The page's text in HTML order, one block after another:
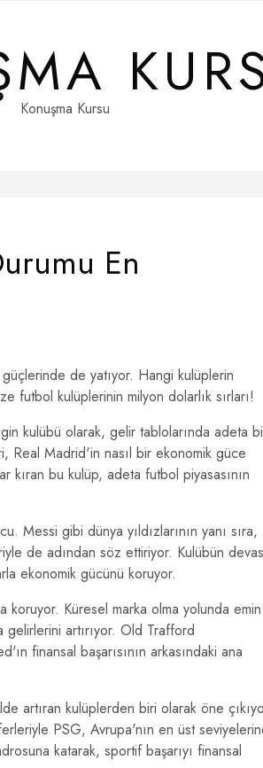
Konuşma Kursu
En
de yatıyor. Hangi kulüplerin
futbol kulüplerinin milyon dolarlık sırları!
kulübü olarak, gelir tablolarında adeta
Real Madrid'in nasıl bir ekonomik güce
bu kulüp, adeta futbol piyasasının
gibi dünya yıldızlarının yanı sıra,
de adından söz ettiriyor. Kulübün
ekonomik gücünü koruyor.
Küresel marka olma yolunda emin
gelirlerini artırıyor. Old Trafford
finansal başarısının arkasındaki ana
artıran kulüplerden biri olarak öne
PSG, Avrupa'nın en üst
katarak, sportif başarıyı finansal